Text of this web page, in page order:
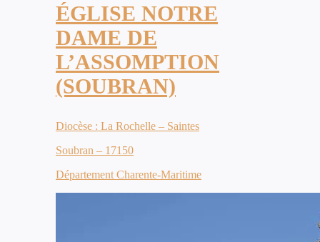
ÉGLISE NOTRE
DAME DE
L’ASSOMPTION
(SOUBRAN)
Diocèse : La Rochelle – Saintes
Soubran – 17150
Département Charente-Maritime